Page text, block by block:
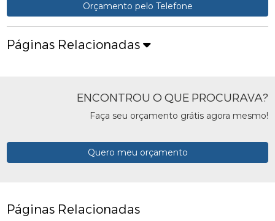
Orçamento pelo Telefone
Páginas Relacionadas
ENCONTROU O QUE PROCURAVA?
Faça seu orçamento grátis agora mesmo!
Quero meu orçamento
Páginas Relacionadas